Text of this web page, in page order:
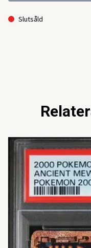
Slutsåld